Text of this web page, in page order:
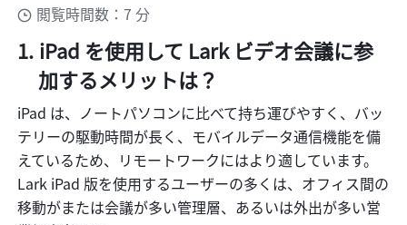
閲覧時間数：7 分
iPad を使用して Lark ビデオ会議に参
加するメリットは？
iPad は、ノートパソコンに比べて持ち運びやすく、バッ
テリーの駆動時間が長く、モバイルデータ通信機能を備
えているため、リモートワークにはより適しています。
Lark iPad 版を使用するユーザーの多くは、オフィス間の
移動がまたは会議が多い管理層、あるいは外出が多い営